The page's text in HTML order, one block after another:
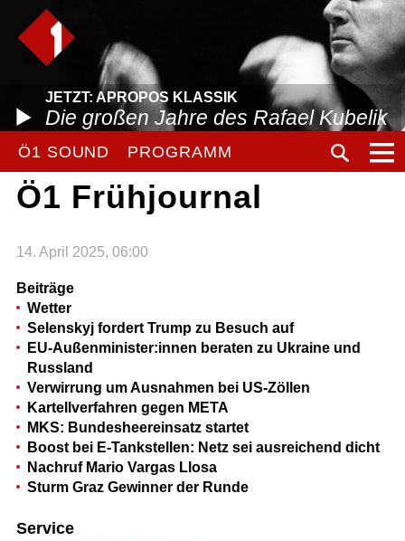
JETZT: APROPOS KLASSIK
Die großen Jahre des Rafael Kubelik
Ö1 SOUND PROGRAMM
Ö1 Frühjournal
14. April 2025, 06:00
Beiträge
Wetter
Selenskyj fordert Trump zu Besuch auf
EU-Außenminister:innen beraten zu Ukraine und
Russland
Verwirrung um Ausnahmen bei US-Zöllen
Kartellverfahren gegen META
MKS: Bundesheereinsatz startet
Boost bei E-Tankstellen: Netz sei ausreichend dicht
Nachruf Mario Vargas Llosa
Sturm Graz Gewinner der Runde
Service